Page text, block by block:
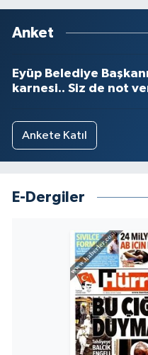
Anket
Eyüp Belediye
karnesi.. Siz de not
Ankete Katıl
E-Dergiler